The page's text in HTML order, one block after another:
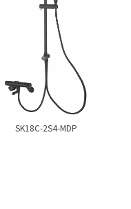
SK18C-2S4-MDP